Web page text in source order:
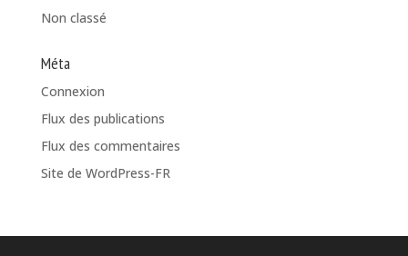
Non classé
Méta
Connexion
Flux des publications
Flux des commentaires
Site de WordPress-FR